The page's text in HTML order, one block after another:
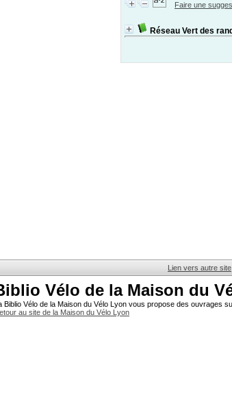
Faire une
Réseau Vert des
Lien vers autre site
Vélo de la Maison du
Biblio Vélo de la Maison du Vélo Lyon vous propose des ouvrages
au site de la Maison du Vélo Lyon